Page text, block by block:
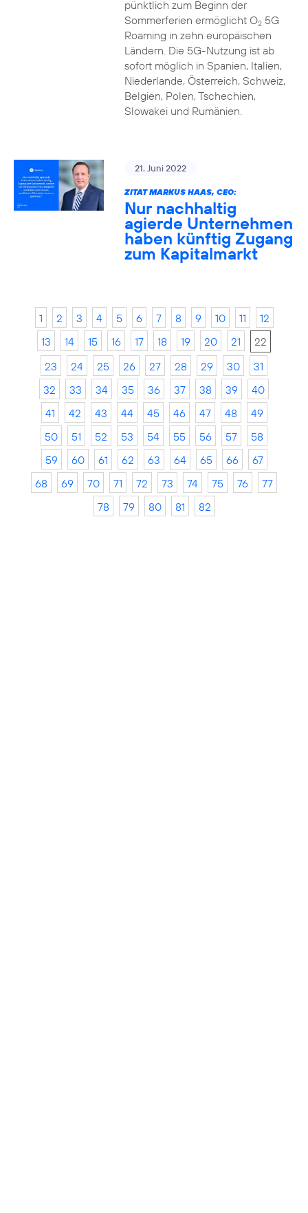
pünktlich zum Beginn der
Sommerferien ermöglicht O25G
Roaming in zehn europäischen
Ländern. Die 5G-Nutzung ist ab
sofort möglich in Spanien, Italien,
Niederlande, Österreich, Schweiz,
Belgien, Polen, Tschechien,
Slowakei und Rumänien.
21. Juni 2022
ZITAT MARKUS HAAS, CEO:
Nur nachhaltig
agierde Unternehmen
haben künftig Zugang
zum Kapitalmarkt
1 2 3 4 5 6 7 8 9 10 11
12
13
14 15 16 17 18 19 20 21
22
23
24 25 26 27 28 29 30
31
32
33 34 35 36 37 38 39
40
41
42 43 44 45 46 47 48
49
50
51 52 53 54 55 56 57
58
59
60 61 62 63 64 65 66
67
68
69 70 71 72 73 74 75 76
77
78
79 80 81 82